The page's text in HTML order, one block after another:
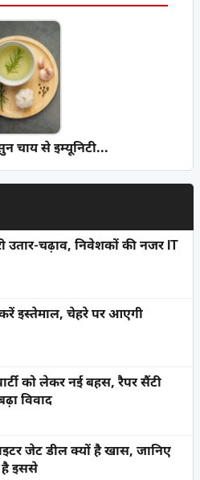
चाय से इम्यूनिटी...
उतार-चढ़ाव, निवेशकों की नजर IT
इस्तेमाल, चेहरे पर आएगी
को लेकर नई बहस, रैपर सैंटी
विवाद
जेट डील क्यों है खास, जानिए
इससे